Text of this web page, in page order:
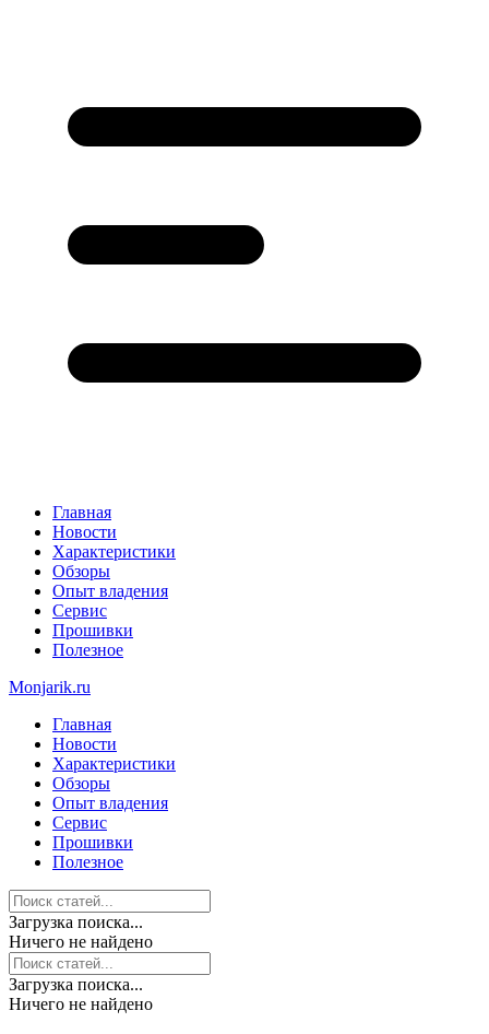
Главная
Новости
Характеристики
Обзоры
Опыт владения
Сервис
Прошивки
Полезное
Monjarik.ru
Главная
Новости
Характеристики
Обзоры
Опыт владения
Сервис
Прошивки
Полезное
Загрузка поиска...
Ничего не найдено
Загрузка поиска...
Ничего не найдено